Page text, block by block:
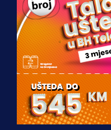
Zmajevi
Fudbaler
dres BiH!
3 sedmica 3 dan
Premijer liga BiH
Misimović
za pranje
prostorije